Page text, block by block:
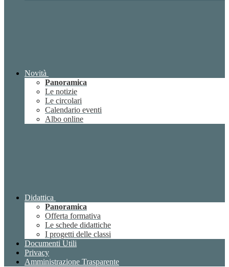
Novità
Panoramica
Le notizie
Le circolari
Calendario eventi
Albo online
Didattica
Panoramica
Offerta formativa
Le schede didattiche
I progetti delle classi
Documenti Utili
Privacy
Amministrazione Trasparente